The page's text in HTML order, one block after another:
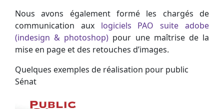
Nous avons également formé les chargés de
communication aux logiciels PAO suite adobe
(indesign & photoshop) pour une maîtrise de la
mise en page et des retouches d’images.
Quelques exemples de réalisation pour public
Sénat